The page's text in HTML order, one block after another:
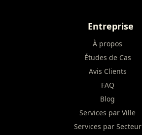
Entreprise
À propos
Études de Cas
Avis Clients
FAQ
Blog
Services par Ville
Services par Secteur